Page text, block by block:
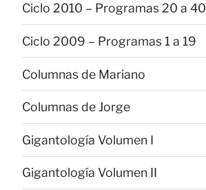
Ciclo 2010 – Programas 20 a 40
Ciclo 2009 – Programas 1 a 19
Columnas de Mariano
Columnas de Jorge
Gigantología Volumen I
Gigantología Volumen II